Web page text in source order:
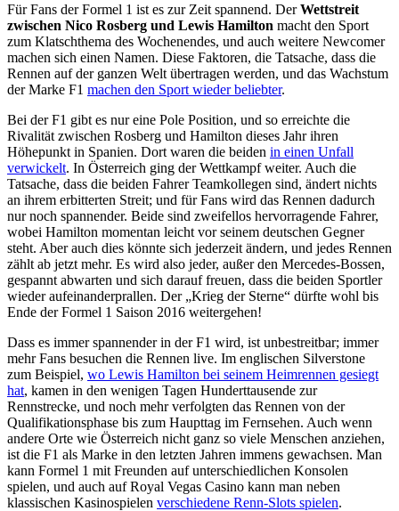
Für Fans der Formel 1 ist es zur Zeit spannend. DerWettstreit
zwischen Nico Rosberg und Lewis Hamilton macht den Sport
zum Klatschthema des Wochenendes, und auch weitere Newcomer
machen sich einen Namen. Diese Faktoren, die Tatsache, dass die
Rennen auf der ganzen Welt übertragen werden, und das Wachstum
der Marke F1 machen den Sport wieder beliebter.
Bei der F1 gibt es nur eine Pole Position, und so erreichte die
Rivalität zwischen Rosberg und Hamilton dieses Jahr ihren
Höhepunkt in Spanien. Dort waren die beiden in einen Unfall
verwickelt. In Österreich ging der Wettkampf weiter. Auch die
Tatsache, dass die beiden Fahrer Teamkollegen sind, ändert nichts
an ihrem erbitterten Streit; und für Fans wird das Rennen dadurch
nur noch spannender. Beide sind zweifellos hervorragende Fahrer,
wobei Hamilton momentan leicht vor seinem deutschen Gegner
steht. Aber auch dies könnte sich jederzeit ändern, und jedes Rennen
zählt ab jetzt mehr. Es wird also jeder, außer den Mercedes-Bossen,
gespannt abwarten und sich darauf freuen, dass die beiden Sportler
wieder aufeinanderprallen. Der „Krieg der Sterne“ dürfte wohl bis
Ende der Formel 1 Saison 2016 weitergehen!
Dass es immer spannender in der F1 wird, ist unbestreitbar; immer
mehr Fans besuchen die Rennen live. Im englischen Silverstone
zum Beispiel, wo Lewis Hamilton bei seinem Heimrennen gesiegt
hat, kamen in den wenigen Tagen Hunderttausende zur
Rennstrecke, und noch mehr verfolgten das Rennen von der
Qualifikationsphase bis zum Haupttag im Fernsehen. Auch wenn
andere Orte wie Österreich nicht ganz so viele Menschen anziehen,
ist die F1 als Marke in den letzten Jahren immens gewachsen. Man
kann Formel 1 mit Freunden auf unterschiedlichen Konsolen
spielen, und auch auf Royal Vegas Casino kann man neben
klassischen Kasinospielen verschiedene Renn-Slots spielen.